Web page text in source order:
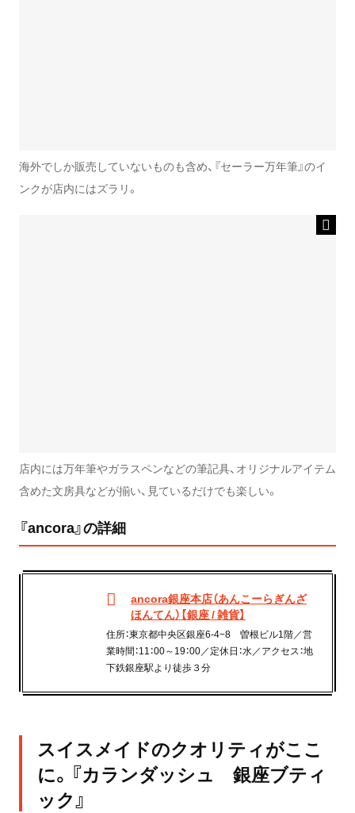
海外でしか販売していないものも含め、『セーラー万年筆』のイ
ンクが店内にはズラリ。
店内には万年筆やガラスペンなどの筆記具、オリジナルアイテム
含めた文房具などが揃い、見ているだけでも楽しい。
『ancora』の詳細
ancora銀座本店（あんこーらぎんざ
ほんてん）【銀座 / 雑貨】
住所：東京都中央区銀座6-4−8 曽根ビル1階／営
業時間：11：00～19：00／定休日：水／アクセス：地
下鉄銀座駅より徒歩３分
スイスメイドのクオリティがここ
に。『カランダッシュ 銀座ブティ
ック』